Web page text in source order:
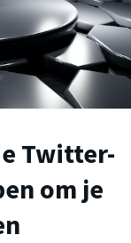
Twitter-
om je